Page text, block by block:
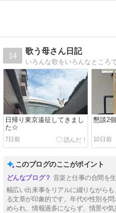
14
歌う母さん日記
日帰り東京遠征してきまし
た☆
7日前
懇談2
10日前
このブログのここがポイント
音楽と仕事の合間を
幅広い出来事をリアルに綴りながら
る文章が印象的です。年代や性別を
められ、情報過多にならず、情景や